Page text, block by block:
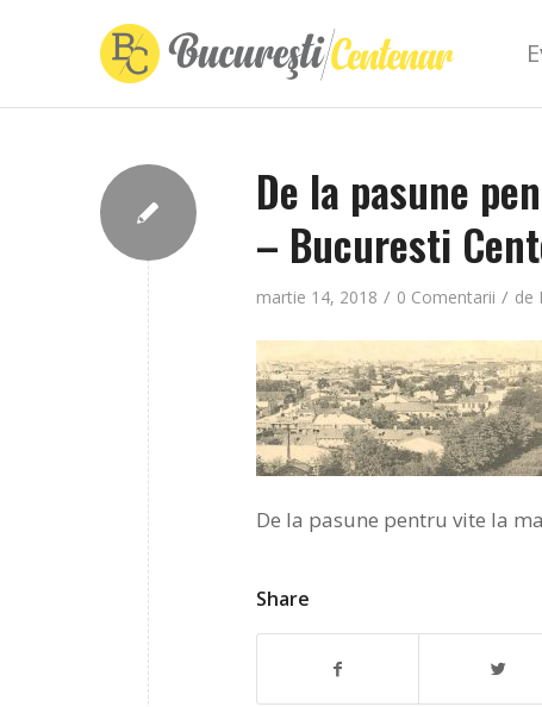
De la pasune
– Bucuresti
martie 14, 2018 / 0 Comentarii / de
De la pasune pentru vite la
Share